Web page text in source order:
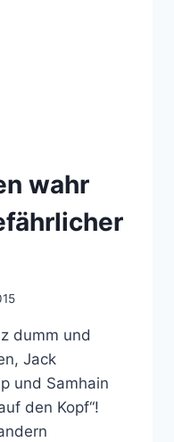
wahr
dumm und
Jack
und Samhain
den Kopf“!